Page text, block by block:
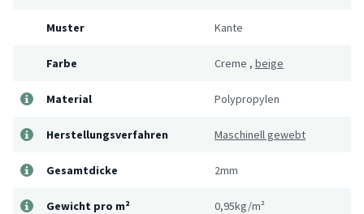
Muster Kante
Farbe Creme , beige
Material Polypropylen
Herstellungsverfahren Maschinell gewebt
Gesamtdicke 2mm
Gewicht pro m² 0,95kg/m²